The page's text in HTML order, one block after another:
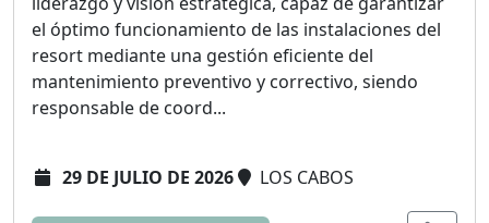
el óptimo funcionamiento de las instalaciones del
resort mediante una gestión eficiente del
mantenimiento preventivo y correctivo, siendo
responsable de coord...
29 DE JULIO DE 2026 LOS CABOS